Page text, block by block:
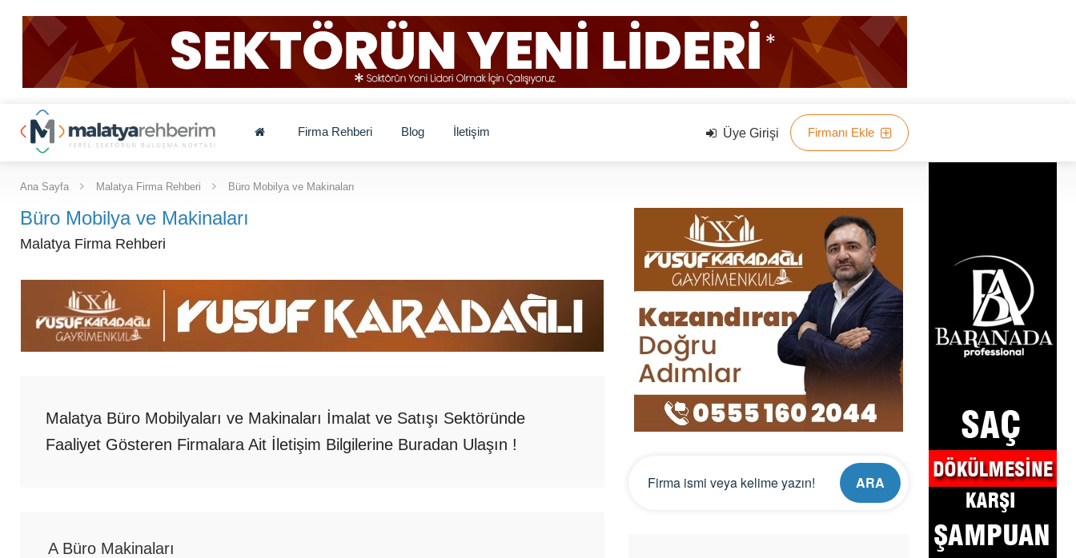
Firma Rehberi Blog İletişim Üye Girişi Firmanı Ekle
Ana Sayfa Malatya Firma Rehberi Büro Mobilya ve Makinaları
Büro Mobilya ve Makinaları
Malatya Firma Rehberi
Malatya Büro Mobilyaları ve Makinaları İmalat ve Satışı Sektöründe
Faaliyet Gösteren Firmalara Ait İletişim Bilgilerine Buradan Ulaşın !
A Büro Makinaları
ARA